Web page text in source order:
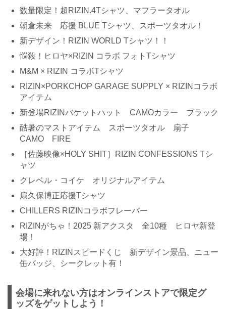
数量限定！超RIZIN.4Tシャツ、マフラータオル
朝倉未来 応援 BLUE Tシャツ、スポーツタオル！
新デザイン！RIZIN WORLD Tシャツ！！
悩殺！ヒロヤ×RIZIN コラボ フォトTシャツ
M&M × RIZIN コラボTシャツ
RIZIN×PORKCHOP GARAGE SUPPLY × RIZINコラボ
アイテム
新登場RIZINバケットハット CAMOカラー ブラック
酷暑のマストアイテム スポーツタオル 扇子
CAMO FIRE
［佐藤映像×HOLY SHIT］RIZIN CONFESSIONS Tシ
ャツ
クレベル・コイケ オリジナルアイテム
扇久保博正応援Tシャツ
CHILLERS RIZINコラボフレーバー
RIZINがちゃ！2025 新アクスタ 全10種 ヒロヤ新登
場！
大好評！RIZINスピードくじ 新デザイン景品、ニュー
缶バッジ、シークレット有！
会場に来れない方はオンラインストアで限定グ
ッズをゲットしよう！